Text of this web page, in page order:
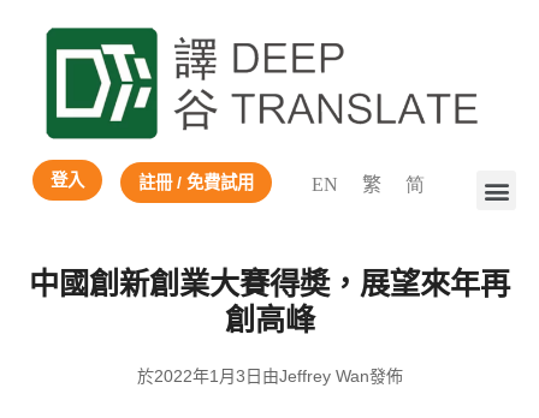
登入 註冊 / 免費試用 EN 繁 简
中國創新創業大賽得奬，展望來年再
創高峰
於2022年1月3日由Jeffrey Wan發佈